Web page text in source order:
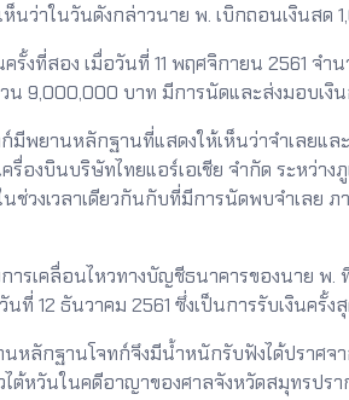
ห็นว่าในวันดังกล่าวนาย พ. เบิกถอนเงินส
สอง เมื่อวันที่ 11 พฤศจิกายน 2561 จำน
น 9,000,000 บาท มีการนัดและส่งมอบเงิ
านหลักฐานที่แสดงให้เห็นว่าจำเลยและน
ครื่องบินบริษัทไทยแอร์เอเชีย จำกัด ระหว่า
นช่วงเวลาเดียวกันกับที่มีการนัดพบจำเลย
คลื่อนไหวทางบัญชีธนาคารของนาย พ. ที่แ
ที่ 12 ธันวาคม 2561 ซึ่งเป็นการรับเงินครั้ง
ฐานโจทก์จึงมีน้ำหนักรับฟังได้ปราศจาก
ไต้หวันในคดีอาญาของศาลจังหวัดสมุทรปรา